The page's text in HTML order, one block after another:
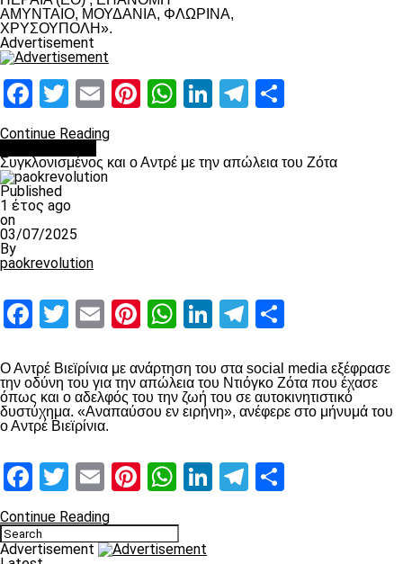
ΑΜΥΝΤΑΙΟ, ΜΟΥΔΑΝΙΑ, ΦΛΩΡΙΝΑ,
ΧΡΥΣΟΥΠΟΛΗ».
Advertisement
Facebook
Twitter
EmailPinterest
WhatsApp
LinkedIn
Telegram
Continue Reading
Συγκλονισμένος και ο Αντρέ με την απώλεια του Ζότα
Published
1 έτος ago
on
03/07/2025
By
paokrevolution
Facebook
Twitter
EmailPinterest
WhatsApp
LinkedIn
Telegram
Ο Αντρέ Βιεϊρίνια με ανάρτηση του στα social media εξέφρασε
την οδύνη του για την απώλεια του Ντιόγκο Ζότα που έχασε
όπως και ο αδελφός του την ζωή του σε αυτοκινητιστικό
δυστύχημα. «Αναπαύσου εν ειρήνη», ανέφερε στο μήνυμά του
ο Αντρέ Βιεϊρίνια.
Facebook
Twitter
EmailPinterest
WhatsApp
LinkedIn
Telegram
Continue Reading
Advertisement